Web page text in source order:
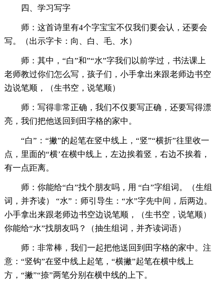
四、学习写字
师：这首诗里有4个字宝宝不仅我们要会认，还要会
写。（出示字卡：向、白、毛、水）
师：其中，“白”和”“水”字我们以前学过，书法课上
老师教过你们怎么写，孩子们，小手拿出来跟老师边书空
边说笔顺，（生书空，说笔顺）
师：写得非常正确，我们不仅要写正确，还要写得漂
亮，我们把他送回到田字格的家中。
“白”：“撇”的起笔在竖中线上，“竖”“横折”往里收一
点，里面的“横’在横中线上，左边挨着竖，右边不挨着，
有一点距离。
师：你能给“白”找个朋友吗，用 “白”字组词。（生组
词，并齐读） “水”：师引导生：“水”字先中间，后两边。
小手拿出来跟老师边书空边说笔顺，（生书空，说笔顺）
你能给“水”找朋友吗？（抽生组词，并齐读词语）
师：非常棒，我们一起把他送回到田字格的家中。注
意：“竖钩”在竖中线上起笔，“横撇”起笔在横中线上
方，“撇”“捺”两笔分别在横中线的上下。